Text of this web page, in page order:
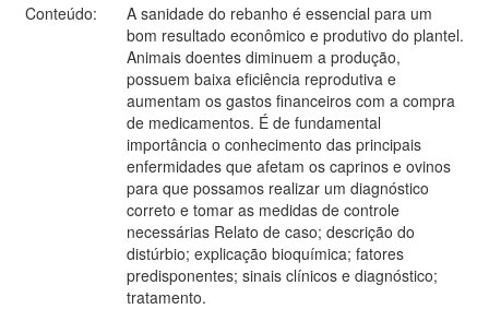
Conteúdo:
A sanidade do rebanho é essencial para um
bom resultado econômico e produtivo do plantel.
Animais doentes diminuem a produção,
possuem baixa eficiência reprodutiva e
aumentam os gastos financeiros com a compra
de medicamentos. É de fundamental
importância o conhecimento das principais
enfermidades que afetam os caprinos e ovinos
para que possamos realizar um diagnóstico
correto e tomar as medidas de controle
necessárias Relato de caso; descrição do
distúrbio; explicação bioquímica; fatores
predisponentes; sinais clínicos e diagnóstico;
tratamento.